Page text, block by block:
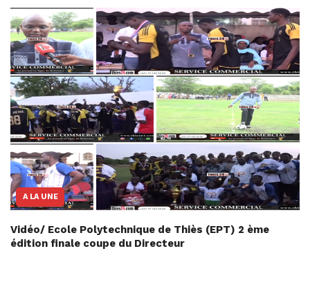
A LA UNE
Vidéo/ Ecole Polytechnique de Thiès (EPT) 2 ème
édition finale coupe du Directeur